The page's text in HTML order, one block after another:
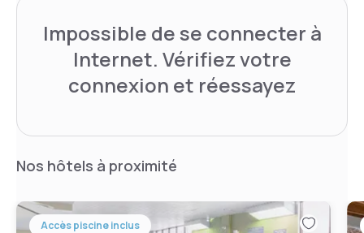
Impossible de se connecter à
Internet. Vérifiez votre
connexion et réessayez
Nos hôtels à proximité
Accès piscine inclus